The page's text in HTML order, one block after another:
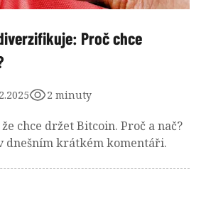
Proč chce
2 minuty
chce držet Bitcoin. Proč a nač?
dnešním krátkém komentáři.